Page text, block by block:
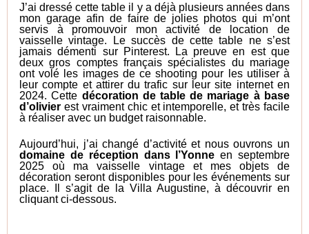
J’ai dressé cette table il y a déjà plusieurs années dans
mon garage afin de faire de jolies photos qui m’ont
servis à promouvoir mon activité de location de
vaisselle vintage. Le succès de cette table ne s’est
jamais démenti sur Pinterest. La preuve en est que
deux gros comptes français spécialistes du mariage
ont volé les images de ce shooting pour les utiliser à
leur compte et attirer du trafic sur leur site internet en
2024. Cette décoration de table de mariage à base
d’olivier est vraiment chic et intemporelle, et très facile
à réaliser avec un budget raisonnable.
Aujourd’hui, j’ai changé d’activité et nous ouvrons un
domaine de réception dans l’Yonneen septembre
2025 où ma vaisselle vintage et mes objets de
décoration seront disponibles pour les événements sur
place. Il s’agit de la Villa Augustine, à découvrir en
cliquant ci-dessous.